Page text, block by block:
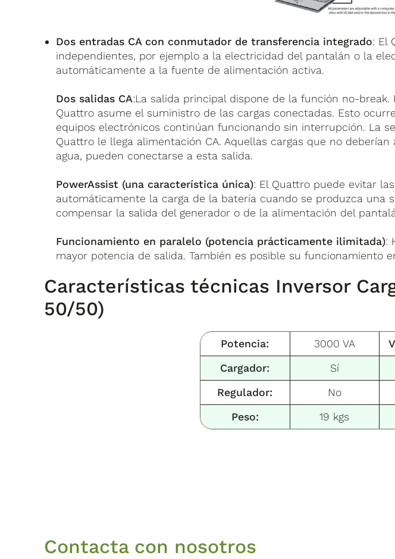
Dos entradas CA con conmutador de transferencia integrado: El
independientes, por ejemplo a la electricidad del pantalán o la
automáticamente a la fuente de alimentación activa.
Dos salidas CA:La salida principal dispone de la función no-
Quattro asume el suministro de las cargas conectadas. Esto
equipos electrónicos continúan funcionando sin interrupción. La
Quattro le llega alimentación CA. Aquellas cargas que no
agua, pueden conectarse a esta salida.
PowerAssist (una característica única): El Quattro puede evitar
automáticamente la carga de la batería cuando se produzca una
compensar la salida del generador o de la alimentación del
Funcionamiento en paralelo (potencia prácticamente ilimitada):
mayor potencia de salida. También es posible su funcionamiento
Características técnicas Inversor
50/50)
Potencia: 3000 VA
Cargador:
Sí
Regulador:
No
Peso:
19 kgs
Contacta con nosotros